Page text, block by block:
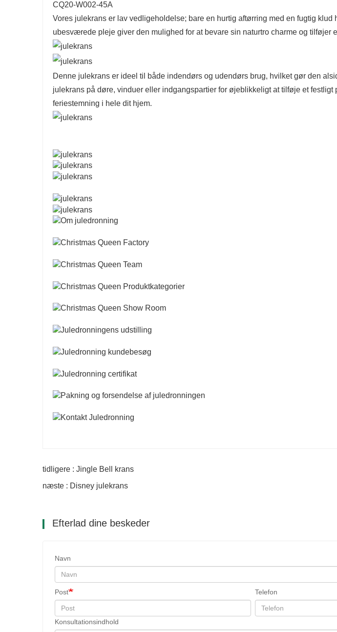
CQ20-W002-45A
Vores julekrans er lav vedligeholdelse; bare en hurtig aftørring med en fugtig klud
ubesværede pleje giver den mulighed for at bevare sin naturtro charme og tilføjer
Denne julekrans er ideel til både indendørs og udendørs brug, hvilket gør den
julekrans på døre, vinduer eller indgangspartier for øjeblikkeligt at tilføje et
feriestemning i hele dit hjem.
tidligere : Jingle Bell krans
næste : Disney julekrans
Efterlad dine beskeder
Navn
Post Telefon
Konsultationsindhold